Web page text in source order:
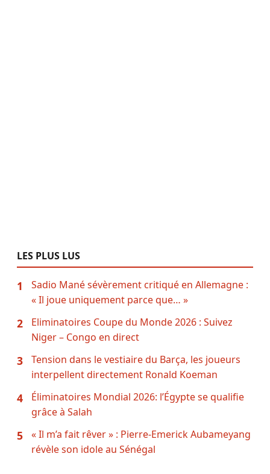
LES PLUS LUS
1
Sadio Mané sévèrement critiqué en Allemagne :
« Il joue uniquement parce que… »
2
Eliminatoires Coupe du Monde 2026 : Suivez
Niger – Congo en direct
3
Tension dans le vestiaire du Barça, les joueurs
interpellent directement Ronald Koeman
4
Éliminatoires Mondial 2026: l’Égypte se qualifie
grâce à Salah
5
« Il m’a fait rêver » : Pierre-Emerick Aubameyang
révèle son idole au Sénégal